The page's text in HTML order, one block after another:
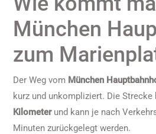
München
zum
Der Weg vom München
kurz und unkompliziert. Die Strecke
Kilometerund kann je nach
Minuten zurückgelegt werden.